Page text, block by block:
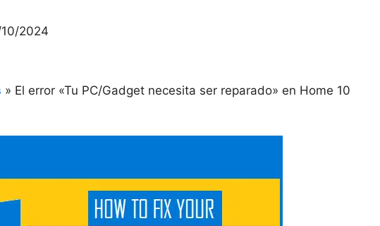
2024
» El error «Tu PC/Gadget necesita ser reparado» en Home 10